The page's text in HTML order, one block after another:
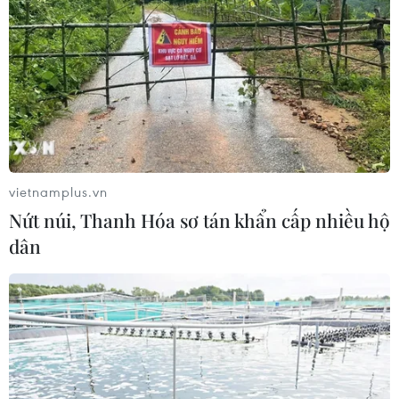
Khẩn trường khám nghiệm
hiện trường, điều tra nguyên nhân
vụ cháy chợ Biên Hòa
06/08/2026 04:37
Nâng cao hiệu quả đấu tranh phòng,
chống tội phạm và vi phạm pháp luật
06/08/2026 04:13
Cảnh báo thủ đoạn lừa đảo đưa lao
động thời vụ sang Hàn Quốc
06/08/2026 04:11
vietnamplus.vn
Nứt núi, Thanh Hóa sơ tán khẩn cấp nhiều hộ
dân